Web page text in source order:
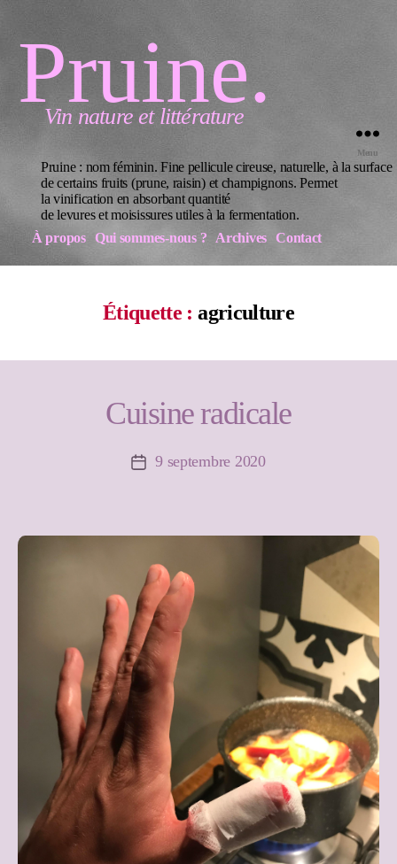
Pruine.
Vin nature et littérature
Menu
Étiquette : agriculture
Cuisine radicale
Date9 septembre 2020
Pruine : nom féminin. Fine pellicule cireuse, naturelle, à la surface
de certains fruits (prune, raisin) et champignons. Permet
la vinification en absorbant quantité
de levures et moisissures utiles à la fermentation.
À propos
Qui sommes-nous ? Archives Contact